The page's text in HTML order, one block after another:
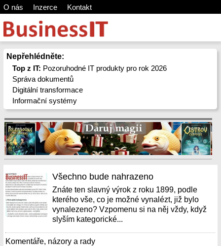
O nás Inzerce Kontakt
Nepřehlédněte:
Top z IT: Pozoruhodné IT produkty pro rok 2026
Správa dokumentů
Digitální transformace
Informační systémy
Všechno bude nahrazeno
Znáte ten slavný výrok z roku 1899, podle
kterého vše, co je možné vynalézt, již bylo
vynalezeno? Vzpomenu si na něj vždy, když
slyším kategorické...
Komentáře, názory a rady